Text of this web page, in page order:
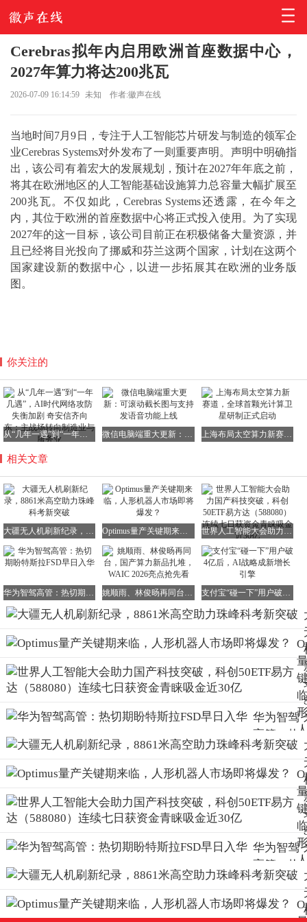
Cerebras拟年内启用欧洲首座数据中心，
2027年算力将达200兆瓦
2026-07-09 16:14:59 未知 作者:徽声在线
当地时间7月9日，专注于人工智能芯片研发与制造的领军企
业Cerebras Systems对外发布了一则重要声明。声明中明确指
出，该公司有着宏大的发展规划，预计在2027年年底之前，
将其在欧洲地区的人工智能基础设施算力总容量大幅扩展至
200兆瓦。不仅如此，Cerebras Systems还透露，在今年之
内，其位于欧洲的首座数据中心将正式投入使用。为了实现
2027年的这一目标，该公司目前正在积极储备大量资源，并
且已经将目光投向了挪威和芬兰这两个国家，计划在这两个
国家建设新的数据中心，以进一步拓展其在欧洲的业务版
图。
你关注的
从“几年一遇”到“一年几遇”，AI时代网络攻防失衡加剧 奇安信齐向东：主战场转向制造业与服务业 上海布局太空算力新赛道，全球首颗光计算卫星研制正式启动
相关文章
世界人工智能大会助力国产科技突破，科创50ETF易方达（588080）连续七日获资金青睐吸金近30亿
华为智驾
高管：热
切期盼特
斯拉FSD
早日入华
华为智驾
高管：热
切期盼特
斯拉FSD
早日入华